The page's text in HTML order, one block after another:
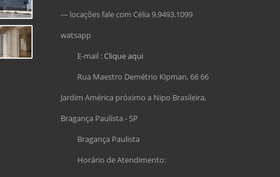
--- locações fale com Célia 9.9493.1099
watsapp
E-mail :Clique aqui
Rua Maestro Demétrio Kipman, 66 66
Jardim América próximo a Nipo Brasileira,
Bragança Paulista - SP
Bragança Paulista
Horário de Atendimento: